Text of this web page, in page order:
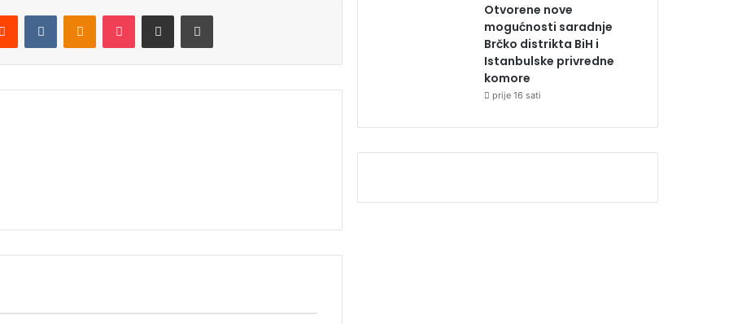
Otvorene nove
mogućnosti saradnje
Brčko distrikta BiH i
Istanbulske privredne
komore
prije 16 sati